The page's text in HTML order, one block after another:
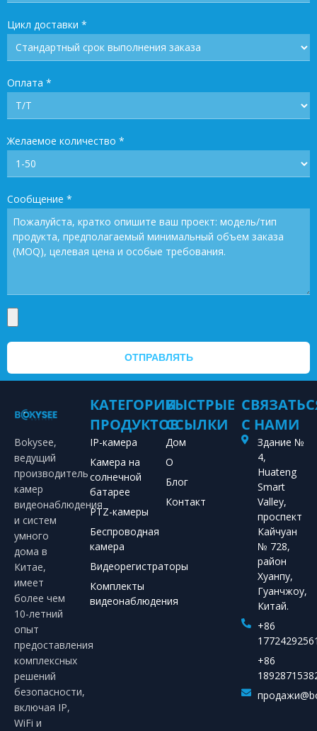
Цикл доставки *
Оплата *
Желаемое количество *
Сообщение *
ОТПРАВЛЯТЬ
Bokysee,
ведущий
производитель
камер
видеонаблюдения
и систем
умного
дома в
Китае,
имеет
более чем
10-летний
опыт
предоставления
комплексных
решений
безопасности,
включая IP,
WiFi и
КАТЕГОРИИ
ПРОДУКТОВ
IP-камера
Камера на
солнечной
батарее
PTZ-камеры
Беспроводная
камера
Видеорегистраторы
Комплекты
видеонаблюдения
БЫСТРЫЕ
ССЫЛКИ
Дом
О
Блог
Контакт
С НАМИ
Здание №
4,
Huateng
Smart
Valley,
проспект
Кайчуан
№ 728,
район
Хуанпу,
Гуанчжоу,
Китай.
+86
+86